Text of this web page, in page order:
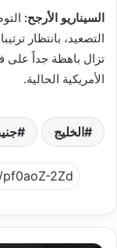
السيناريو الأرجح:
التصعيد، بانتظار
تزال باهظة جداً على
الأمريكية الحالية.
الخليج